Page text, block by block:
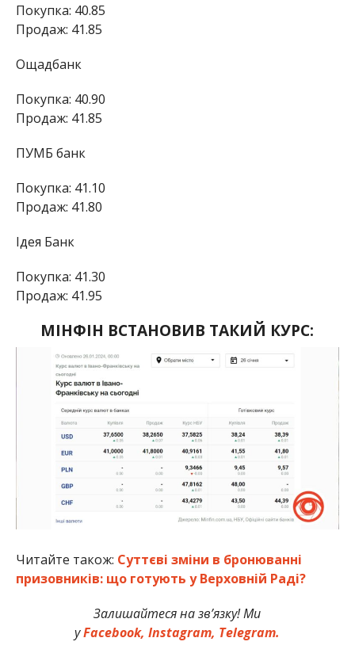
Покупка: 40.85
Продаж: 41.85
Ощадбанк
Покупка: 40.90
Продаж: 41.85
ПУМБ банк
Покупка: 41.10
Продаж: 41.80
Ідея Банк
Покупка: 41.30
Продаж: 41.95
МІНФІН ВСТАНОВИВ ТАКИЙ КУРС:
Читайте також: Суттєві зміни в бронюванні
призовників: що готують у Верховній Раді?
Залишайтеся на зв’язку! Ми
уFacebook,Instagram, Telegram.